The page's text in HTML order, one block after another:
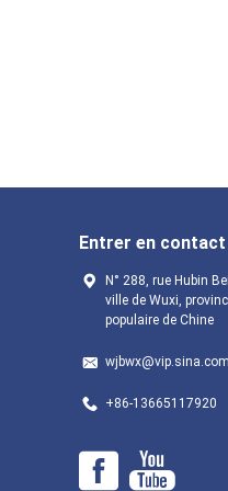
Entrer en contact
N° 288, rue Hubin
ville de Wuxi,
populaire de Chine
wjbwx@vip.sina.com
+86-13665117920